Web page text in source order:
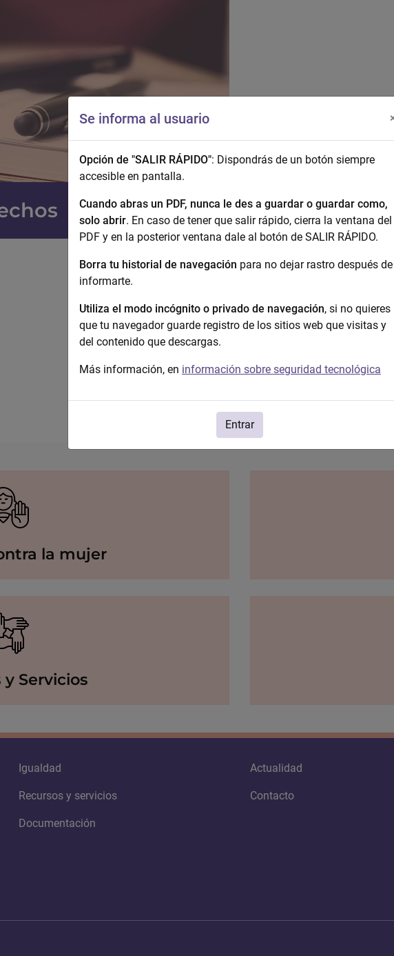
la mujer
y Servicios
Igualdad
Recursos y servicios
Documentación
Actualidad
Contacto
Se informa al usuario
Opción de "SALIR RÁPIDO": Dispondrás de un botón siempre
accesible en pantalla.
Cuando abras un PDF, nunca le des a guardar o guardar como,
solo abrir. En caso de tener que salir rápido, cierra la ventana del
PDF y en la posterior ventana dale al botón de SALIR RÁPIDO.
Borra tu historial de navegación para no dejar rastro después de
informarte.
Utiliza el modo incógnito o privado de navegación, si no quieres
que tu navegador guarde registro de los sitios web que visitas y
del contenido que descargas.
Más información, en información sobre seguridad tecnológica
Entrar